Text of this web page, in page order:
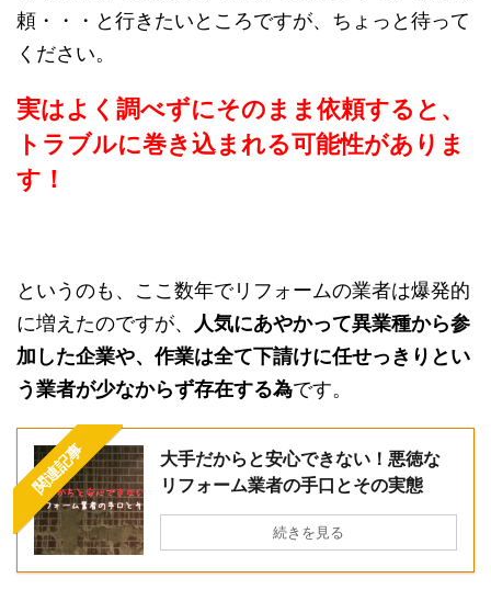
頼・・・と行きたいところですが、ちょっと待って
ください。
実はよく調べずにそのまま依頼すると、
トラブルに巻き込まれる可能性がありま
す！
というのも、ここ数年でリフォームの業者は爆発的
に増えたのですが、
人気にあやかって異業種から参
加した企業や、作業は全て下請けに任せっきりとい
う業者が少なからず存在する為です。
関連記事
大手だからと安心できない！悪徳な
リフォーム業者の手口とその実態
続きを見る